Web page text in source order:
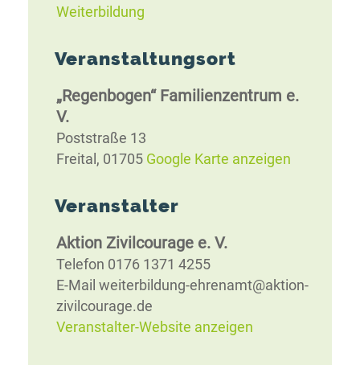
Weiterbildung
Veranstaltungsort
„Regenbogen“ Familienzentrum e.
V.
Poststraße 13
Freital, 01705 Google Karte anzeigen
Veranstalter
Aktion Zivilcourage e. V.
Telefon 0176 1371 4255
E-Mail weiterbildung-ehrenamt@aktion-
zivilcourage.de
Veranstalter-Website anzeigen